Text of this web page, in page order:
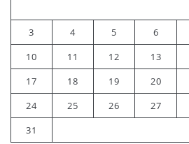
3
4 5 6
10
11 12 13
17
18 19 20
24
25 26 27
31